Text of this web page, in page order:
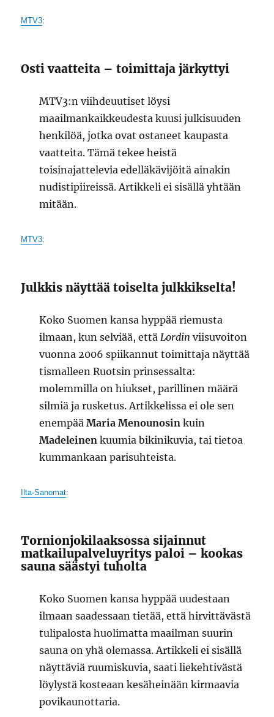
MTV3:
Osti vaatteita – toimittaja järkyttyi
MTV3:n viihdeuutiset löysi
maailmankaikkeudesta kuusi julkisuuden
henkilöä, jotka ovat ostaneet kaupasta
vaatteita. Tämä tekee heistä
toisinajattelevia edelläkävijöitä ainakin
nudistipiireissä. Artikkeli ei sisällä yhtään
mitään.
MTV3:
Julkkis näyttää toiselta julkkikselta!
Koko Suomen kansa hyppää riemusta
ilmaan, kun selviää, ettäLordin viisuvoiton
vuonna 2006 spiikannut toimittaja näyttää
tismalleen Ruotsin prinsessalta:
molemmilla on hiukset, parillinen määrä
silmiä ja rusketus. Artikkelissa ei ole sen
enempääMaria Menounosin kuin
Madeleinen kuumia bikinikuvia, tai tietoa
kummankaan parisuhteista.
Ilta-Sanomat:
Tornionjokilaaksossa sijainnut
matkailupalveluyritys paloi – kookas
sauna säästyi tuholta
Koko Suomen kansa hyppää uudestaan
ilmaan saadessaan tietää, että hirvittävästä
tulipalosta huolimatta maailman suurin
sauna on yhä olemassa. Artikkeli ei sisällä
näyttäviä ruumiskuvia, saati liekehtivästä
löylystä kosteaan kesäheinään kirmaavia
povikaunottaria.